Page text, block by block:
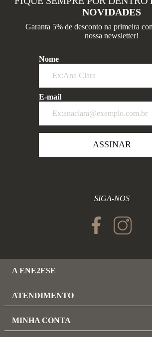
NOVIDADES
Garanta 5% de desconto na primeira
nossa newsletter!
Nome
E-mail
ASSINAR
SIGA-NOS
A ENE2ESE
ATENDIMENTO
MINHA CONTA